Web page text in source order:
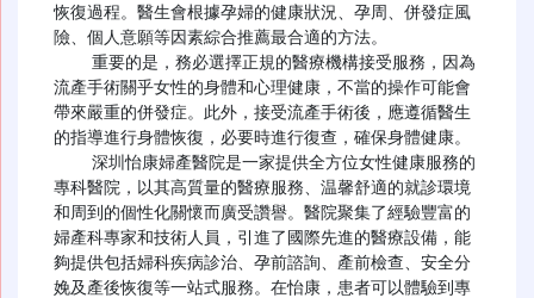
恢復過程。醫生會根據孕婦的健康狀況、孕周、併發症風
險、個人意願等因素綜合推薦最合適的方法。
流產手術關乎女性的身體和心理健康，不當的操作可能會
帶來嚴重的併發症。此外，接受流產手術後，應遵循醫生
的指導進行身體恢復，必要時進行復查，確保身體健康。
專科醫院，以其高質量的醫療服務、温馨舒適的就診環境
和周到的個性化關懷而廣受讚譽。醫院聚集了經驗豐富的
婦產科專家和技術人員，引進了國際先進的醫療設備，能
夠提供包括婦科疾病診治、孕前諮詢、產前檢查、安全分
娩及產後恢復等一站式服務。在怡康，患者可以體驗到專